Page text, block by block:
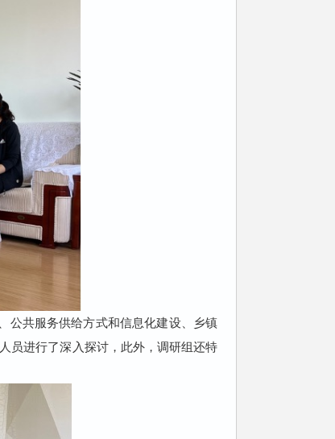
公共服务供给方式和信息化建设、乡镇
员进行了深入探讨，此外，调研组还特